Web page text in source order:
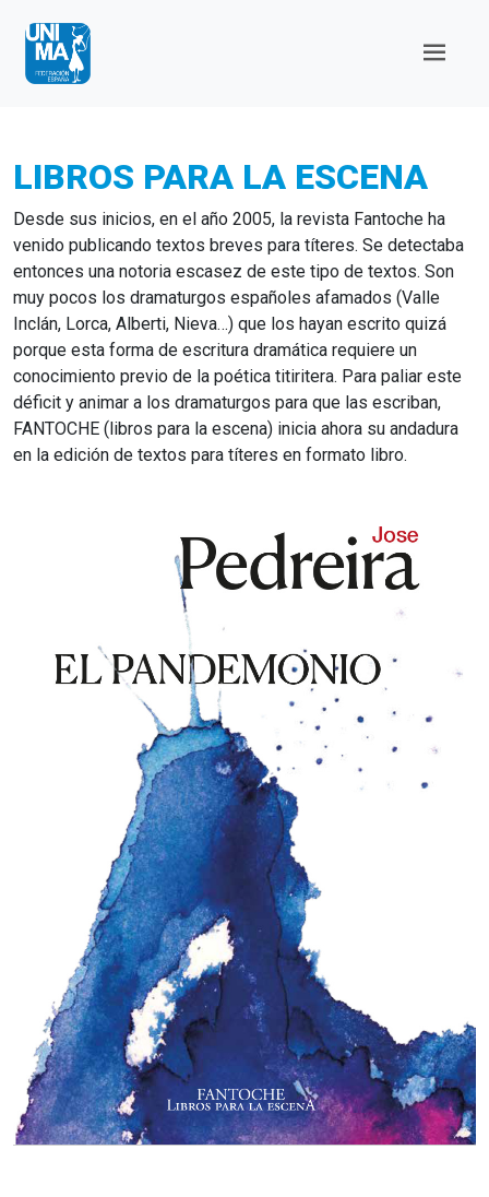
LIBROS PARA LA ESCENA
Desde sus inicios, en el año 2005, la revista Fantoche ha
venido publicando textos breves para títeres. Se detectaba
entonces una notoria escasez de este tipo de textos. Son
muy pocos los dramaturgos españoles afamados (Valle
Inclán, Lorca, Alberti, Nieva…) que los hayan escrito quizá
porque esta forma de escritura dramática requiere un
conocimiento previo de la poética titiritera. Para paliar este
déficit y animar a los dramaturgos para que las escriban,
FANTOCHE (libros para la escena) inicia ahora su andadura
en la edición de textos para títeres en formato libro.